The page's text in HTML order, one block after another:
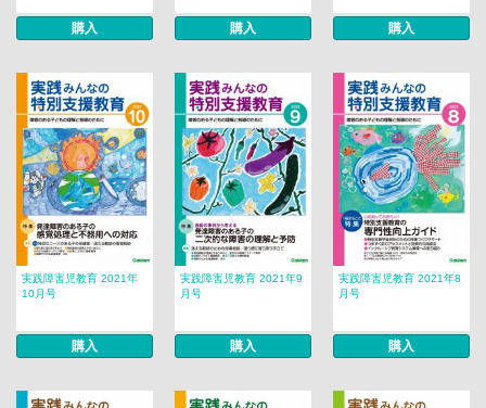
購入 購入 購入
実践障害児教育 2021年
10月号
購入
実践障害児教育 2021年9
月号
購入
実践障害児教育 2021年8
月号
購入